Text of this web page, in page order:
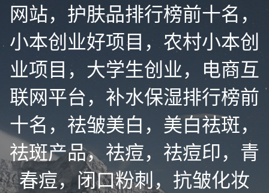
网站，护肤品排行榜前十名，
小本创业好项目，农村小本创
业项目，大学生创业，电商互
联网平台，补水保湿排行榜前
十名，祛皱美白，美白祛斑，
祛斑产品，祛痘，祛痘印，青
春痘，闭口粉刺，抗皱化妆